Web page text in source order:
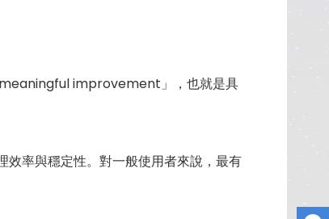
meaningful improvement」，也就是具
率與穩定性。對一般使用者來說，最有